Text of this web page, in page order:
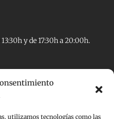
utilizamos tecnologías como las
y de 17:30h a 20:00h.